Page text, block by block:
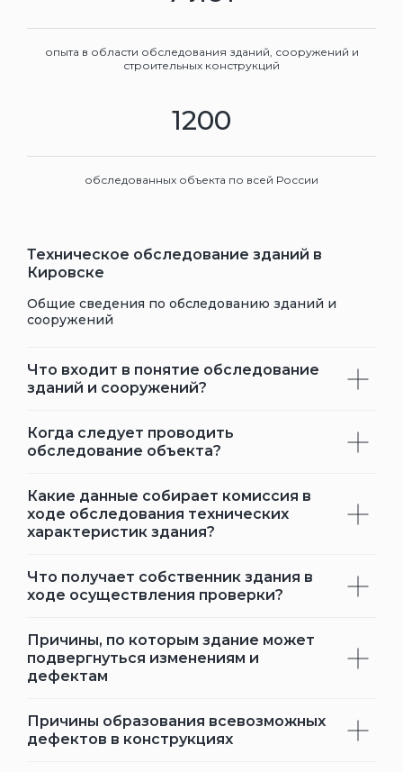
опыта в области обследования зданий, сооружений и
строительных конструкций
1200
обследованных объекта по всей России
Техническое обследование зданий в
Кировске
Общие сведения по обследованию зданий и
сооружений
Что входит в понятие обследование
зданий и сооружений?
Когда следует проводить
обследование объекта?
Какие данные собирает комиссия в
ходе обследования технических
характеристик здания?
Что получает собственник здания в
ходе осуществления проверки?
Причины, по которым здание может
подвергнуться изменениям и
дефектам
Причины образования всевозможных
дефектов в конструкциях